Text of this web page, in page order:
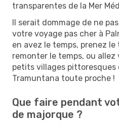
transparentes de la Mer
Il serait dommage de ne
votre voyage pas cher à
en avez le temps, prenez
remonter le temps, ou allez
petits villages pittoresques
Tramuntana toute proche !
Que faire pendant
de majorque ?